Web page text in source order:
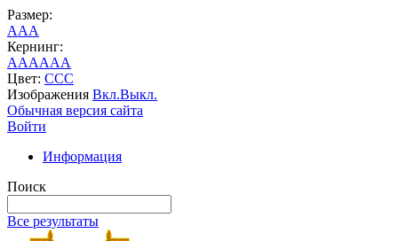
Размер:
AAA
Кернинг:
AAAAAA
Цвет: CCC
Изображения Вкл.Выкл.
Обычная версия сайта
Войти
Информация
Поиск
Все результаты